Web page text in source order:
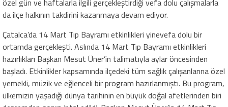
özel gün ve haftalarla ilgili gerçekleştirdiği vefa dolu çalışmalarla
da ilçe halkının takdirini kazanmaya devam ediyor.
Çatalca’da 14 Mart Tıp Bayramı etkinlikleri yinevefa dolu bir
ortamda gerçekleşti. Aslında 14 Mart Tıp Bayramı etkinlikleri
hazırlıkları Başkan Mesut Üner’in talimatıyla aylar öncesinden
başladı. Etkinlikler kapsamında ilçedeki tüm sağlık çalışanlarına özel
yemekli, müzik ve eğlenceli bir program hazırlanmıştı. Bu program,
ülkemizin yaşadığı dünya tarihinin en büyük doğal afetlerinden biri